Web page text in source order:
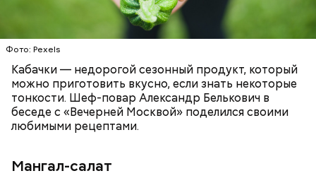
Фото: Pexels
Кабачки — недорогой сезонный продукт, который
можно приготовить вкусно, если знать некоторые
тонкости. Шеф-повар Александр Белькович в
беседе с «Вечерней Москвой» поделился своими
любимыми рецептами.
Мангал-салат